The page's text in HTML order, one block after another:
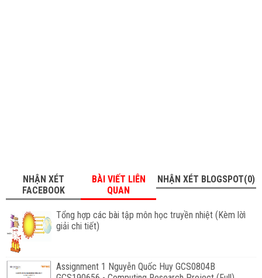
NHẬN XÉT
FACEBOOK
BÀI VIẾT LIÊN
QUAN
NHẬN XÉT BLOGSPOT(0)
Tổng hợp các bài tập môn học truyền nhiệt (Kèm lờì
giải chi tiết)
Assignment 1 Nguyễn Quốc Huy GCS0804B